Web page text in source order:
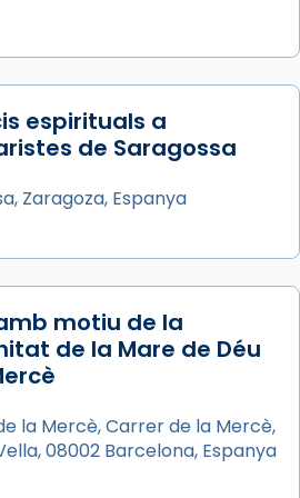
a Barcelona, i als
el cardenal Joan
presidit la missa i l’ha
auxiliar de Barcelona,
de Barcelona
Juliana i
i màrtirs.
de sant Cugat, a
sorgeix la tradició
espirituals a
de Saragossa
Zaragoza, Espanya
motiu de la
de la Mare de Déu
la Mercè, Carrer de la Mercè,
08002 Barcelona, Espanya